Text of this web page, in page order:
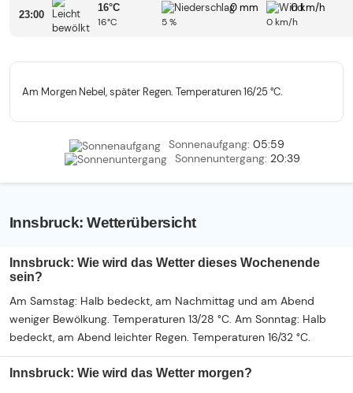
23:00
16°C
16°C
0 mm
5 %
0 km/h
0 km/h
Am Morgen Nebel, später Regen. Temperaturen 16/25 °C.
Sonnenaufgang: 05:59
Sonnenuntergang: 20:39
Innsbruck: Wetterübersicht
Innsbruck: Wie wird das Wetter dieses Wochenende
sein?
Am Samstag: Halb bedeckt, am Nachmittag und am Abend
weniger Bewölkung. Temperaturen 13/28 °C. Am Sonntag: Halb
bedeckt, am Abend leichter Regen. Temperaturen 16/32 °C.
Innsbruck: Wie wird das Wetter morgen?